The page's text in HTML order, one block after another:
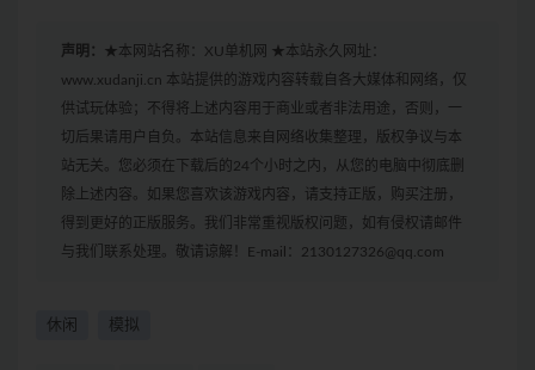
声明： ★本网站名称：XU单机网 ★本站永久网址：
www.xudanji.cn 本站提供的游戏内容转载自各大媒体和网络，仅
供试玩体验；不得将上述内容用于商业或者非法用途，否则，一
切后果请用户自负。本站信息来自网络收集整理，版权争议与本
站无关。您必须在下载后的24个小时之内，从您的电脑中彻底删
除上述内容。如果您喜欢该游戏内容，请支持正版，购买注册，
得到更好的正版服务。我们非常重视版权问题，如有侵权请邮件
与我们联系处理。敬请谅解！E-mail：2130127326@qq.com
休闲 模拟